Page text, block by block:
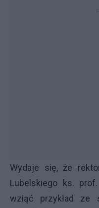
Wydaje się, że
Lubelskiego ks.
wziąć przykład ze